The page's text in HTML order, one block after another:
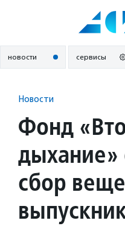
новости сервисы
Новости
Фонд
дыхание»
сбор